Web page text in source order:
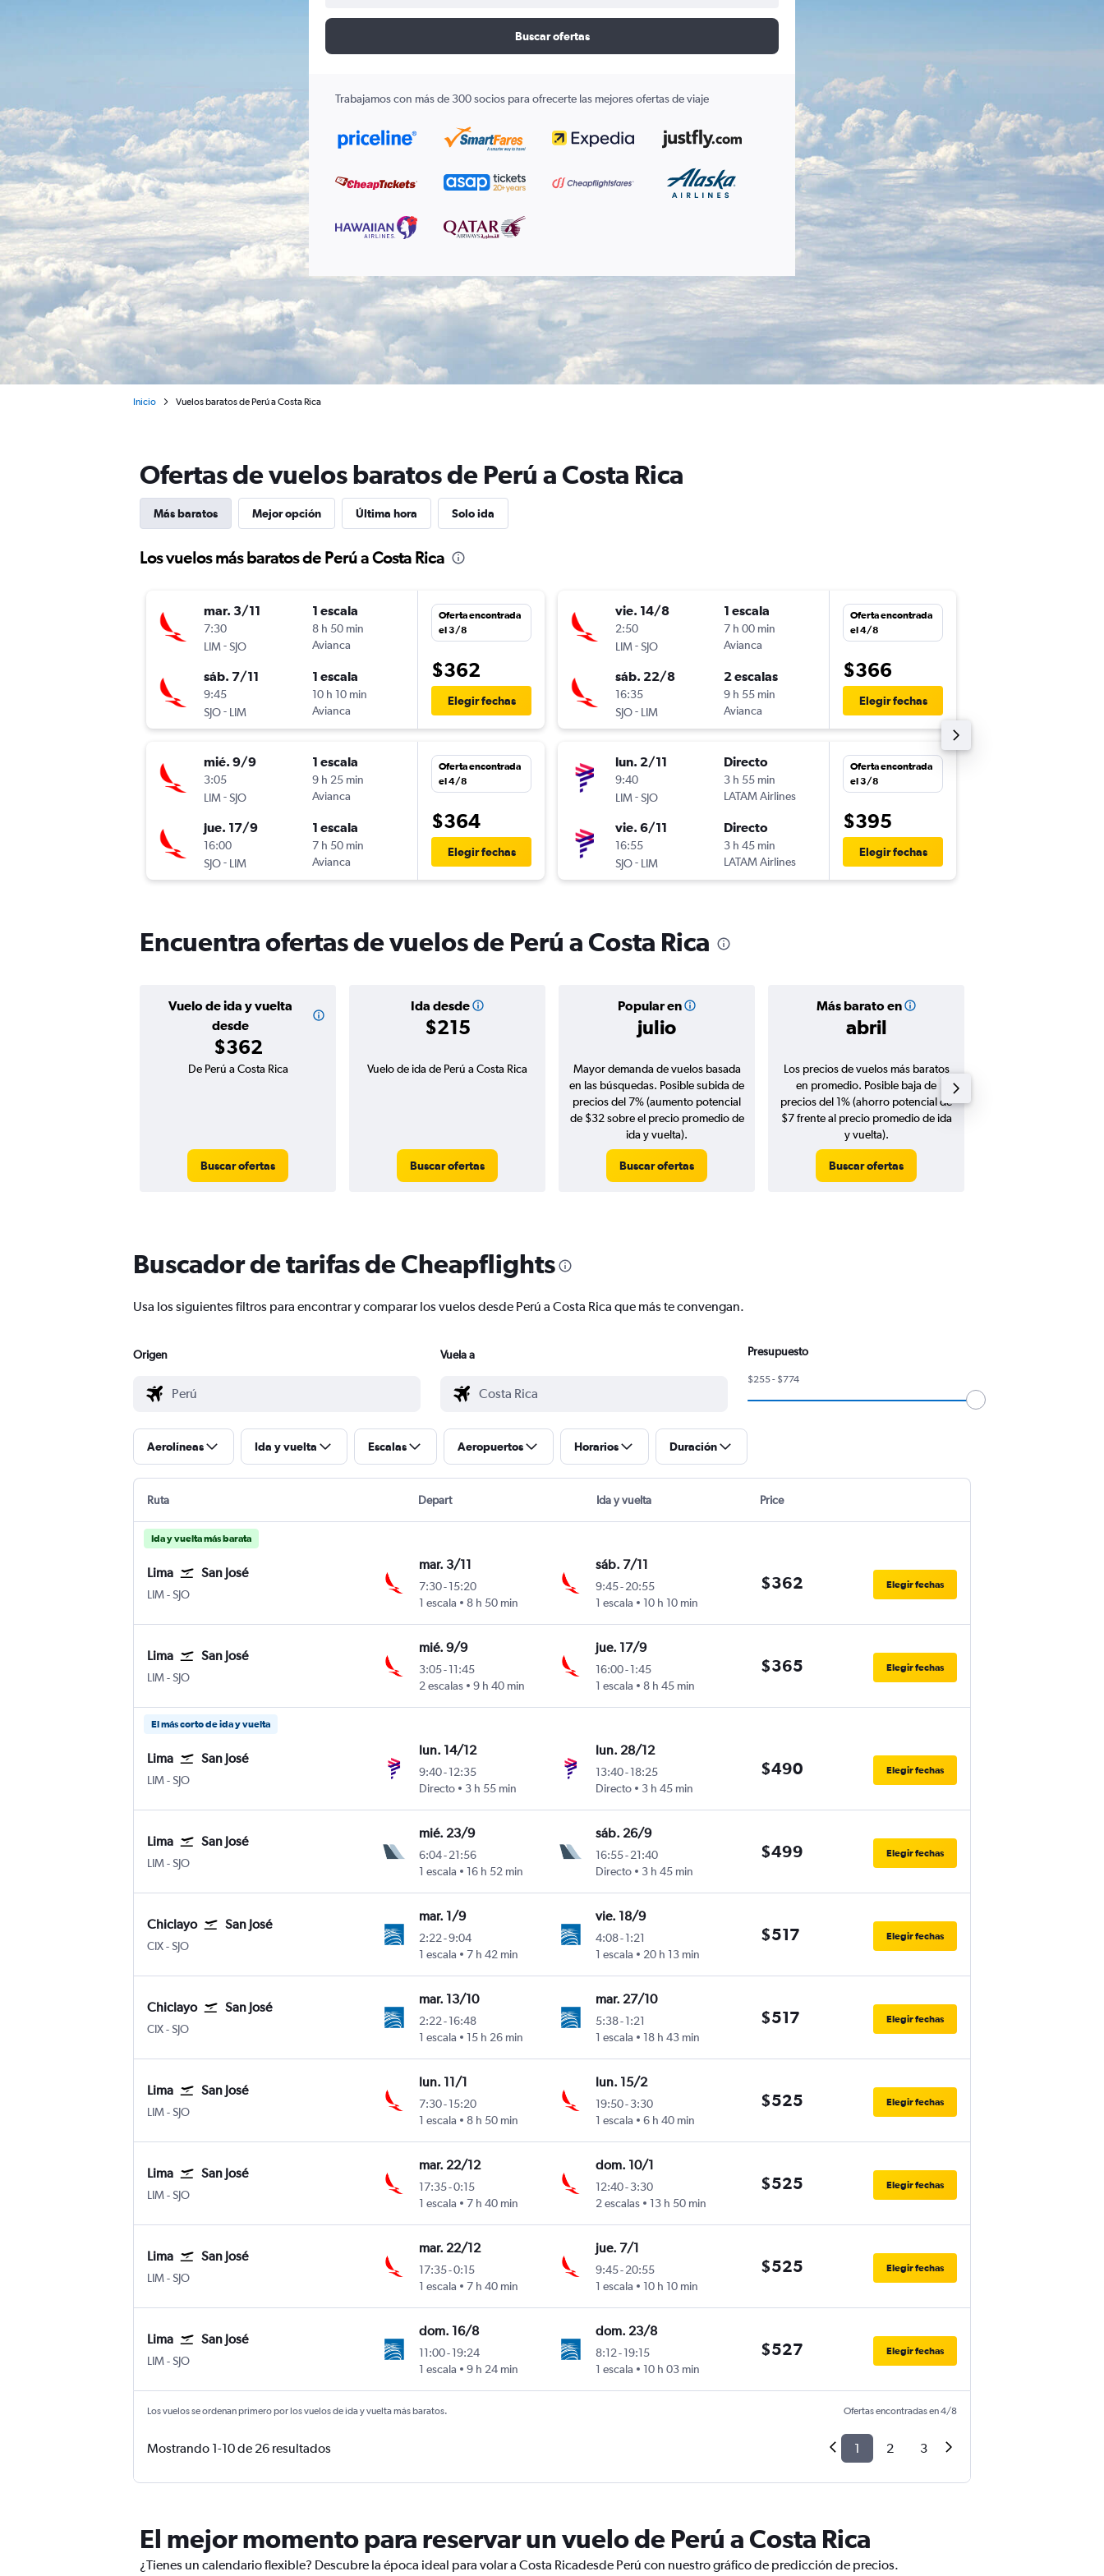
Buscar ofertas
Trabajamos con más de 300 socios para ofrecerte las mejores ofertas de viaje
Inicio Vuelos baratos de Perú a Costa Rica
Ofertas de vuelos baratos de Perú a Costa Rica
Más baratos Mejor opción Última hora Solo ida
Los vuelos más baratos de Perú a Costa Rica
mar. 3/11
7:30
LIM-SJO
1 escala
8 h 50 min
Avianca
sáb. 7/11
9:45
SJO- LIM
1 escala
10 h 10 min
Avianca
Oferta encontrada
el 3/8
$362
Elegir fechas
mié. 9/9
3:05
LIM-SJO
1 escala
9 h 25 min
Avianca
jue. 17/9
16:00
SJO- LIM
1 escala
7 h 50 min
Avianca
Oferta encontrada
el 4/8
$364
Elegir fechas
vie. 14/8
2:50
LIM-SJO
1 escala
7 h 00 min
Avianca
sáb. 22/8
16:35
SJO- LIM
2 escalas
9 h 55 min
Avianca
Oferta encontrada
el 4/8
$366
Elegir fechas
lun. 2/11
9:40
LIM-SJO
Directo
3 h 55 min
LATAM Airlines
vie. 6/11
16:55
SJO- LIM
Directo
3 h 45 min
LATAM Airlines
Oferta encontrada
el 3/8
$395
Elegir fechas
Encuentra ofertas de vuelos de Perú a Costa Rica
Vuelo de ida y vuelta
desde
$362
Ida desde
$215
Popular en
julio
Más barato en
abril
De Perú a Costa Rica
Buscar ofertas
Vuelo de ida de Perú a Costa Rica
Buscar ofertas
Mayor demanda de vuelos basada
en las búsquedas. Posible subida de
precios del 7% (aumento potencial
de $32 sobre el precio promedio de
ida y vuelta).
Buscar ofertas
Los precios de vuelos más baratos
en promedio. Posible baja de
precios del 1% (ahorro potencial de
$7 frente al precio promedio de ida
y vuelta).
Buscar ofertas
Buscador de tarifas de Cheapflights
Usa los siguientes filtros para encontrar y comparar los vuelos desde Perú a Costa Rica que más te convengan.
Origen Vuela a Presupuesto
$255 - $774
Aerolíneas Ida y vuelta Escalas Aeropuertos Horarios Duración
Ruta Depart Ida y vuelta Price
Ida y vuelta más barata
Lima San José
LIM-SJO
mar. 3/11
7:30-15:20
1 escala
8 h 50 min
sáb. 7/11
9:45-20:55
1 escala
10 h 10 min
$362 Elegir fechas
Lima San José
LIM-SJO
mié. 9/9
3:05-11:45
2 escalas
9 h 40 min
jue. 17/9
16:00-1:45
1 escala
8 h 45 min
$365 Elegir fechas
El más corto de ida y vuelta
Lima San José
LIM-SJO
lun. 14/12
9:40-12:35
Directo
3 h 55 min
lun. 28/12
13:40-18:25
Directo
3 h 45 min
$490 Elegir fechas
Lima San José
LIM-SJO
mié. 23/9
6:04-21:56
1 escala
16 h 52 min
sáb. 26/9
16:55-21:40
Directo
3 h 45 min
$499 Elegir fechas
Chiclayo San José
CIX-SJO
mar. 1/9
2:22-9:04
1 escala
7 h 42 min
vie. 18/9
4:08-1:21
1 escala
20 h 13 min
$517 Elegir fechas
Chiclayo San José
CIX-SJO
mar. 13/10
2:22-16:48
1 escala
15 h 26 min
mar. 27/10
5:38-1:21
1 escala
18 h 43 min
$517 Elegir fechas
Lima San José
LIM-SJO
lun. 11/1
7:30-15:20
1 escala
8 h 50 min
lun. 15/2
19:50-3:30
1 escala
6 h 40 min
$525 Elegir fechas
Lima San José
LIM-SJO
mar. 22/12
17:35-0:15
1 escala
7 h 40 min
dom. 10/1
12:40-3:30
2 escalas
13 h 50 min
$525 Elegir fechas
Lima San José
LIM-SJO
mar. 22/12
17:35-0:15
1 escala
7 h 40 min
jue. 7/1
9:45-20:55
1 escala
10 h 10 min
$525 Elegir fechas
Lima San José
LIM-SJO
dom. 16/8
11:00-19:24
1 escala
9 h 24 min
dom. 23/8
8:12-19:15
1 escala
10 h 03 min
$527 Elegir fechas
Los vuelos se ordenan primero por los vuelos de ida y vuelta más baratos. Ofertas encontradas en 4/8
Mostrando 1-10 de 26 resultados 1 2 3
El mejor momento para reservar un vuelo de Perú a Costa Rica
¿Tienes un calendario flexible? Descubre la época ideal para volar a Costa Ricadesde Perú con nuestro gráfico de predicción de precios.